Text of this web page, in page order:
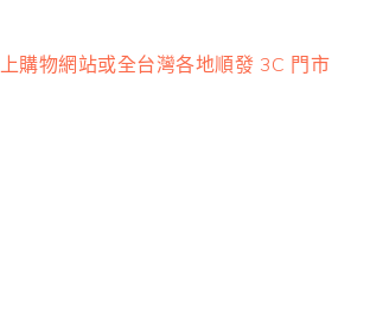
購物網站或全台灣各地順發 3C 門市